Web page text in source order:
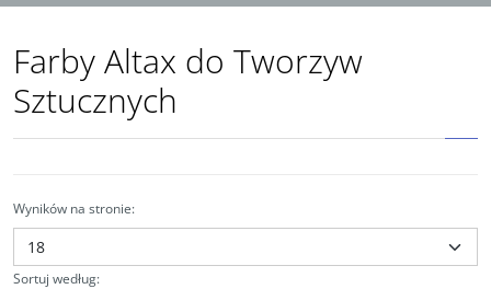
Farby Altax do Tworzyw
Sztucznych
Wyników na stronie:
Sortuj według: